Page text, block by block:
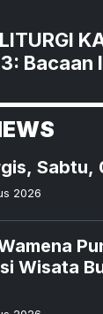
Bacaan
Sabtu,
2026
Wisata